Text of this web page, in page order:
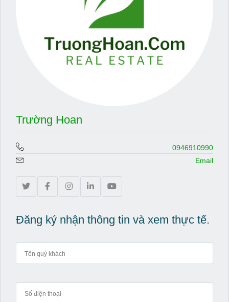
Trường Hoan
0946910990
Email
Đăng ký nhận thông tin và xem thực tế.